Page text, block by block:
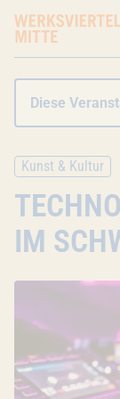
Diese
Kunst & Kultur
IM